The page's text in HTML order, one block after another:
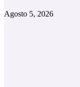
Agosto 5, 2026